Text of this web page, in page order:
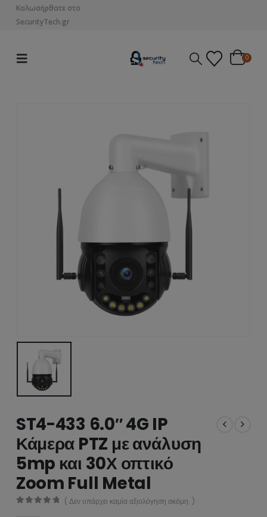
Καλωσήρθατε στο
SecurityTech.gr
0
ST4-433 6.0″ 4G IP
Κάμερα PTZ με ανάλυση
5mp και 30Χ οπτικό
Zoom Full Metal
( Δεν υπάρχει καμία αξιολόγηση ακόμη. )